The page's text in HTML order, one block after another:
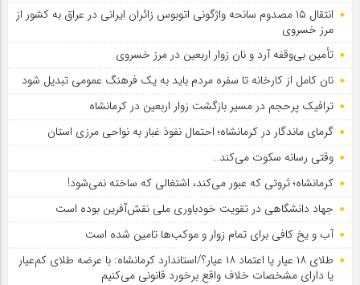
انتقال ۱۵ مصدوم سانحه واژگونی اتوبوس زائران ایرانی در عراق به کشور از
مرز خسروی
تأمین بی‌وقفه آرد و نان زوار اربعین در مرز خسروی
نان کامل از کارخانه تا سفره مردم باید به یک فرهنگ عمومی تبدیل شود
ترافیک پرحجم در مسیر بازگشت زوار اربعین در کرمانشاه
گرمای ماندگار در کرمانشاه؛ احتمال نفوذ غبار به نواحی مرزی استان
وقتی رسانه سکوت می‌کند…
کرمانشاه؛ ثروتی که عبور می‌کند، اشتغالی که ساخته نمی‌شود!
جهاد دانشگاهی در تقویت خودباوری ملی نقش‌آفرین بوده است
آب و یخ کافی برای تمام زوار و موکب‌ها تامین شده است
طلای ۱۸ عیار یا اعتماد ۱۸ عیار؟/استاندارد کرمانشاه: با عرضه طلای کم‌عیار
یا دارای مشخصات خلاف واقع برخورد قانونی می‌کنیم